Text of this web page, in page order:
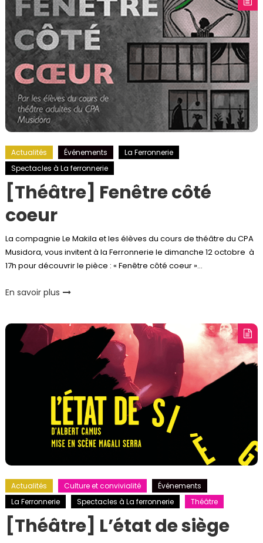
Actualités Événements
La Ferronnerie
Spectacles à La ferronnerie
[Théâtre] Fenêtre côté
coeur
La compagnie Le Makila et les élèves du cours de théâtre du CPA
Musidora, vous invitent à la Ferronnerie le dimanche 12 octobre à
17h pour découvrir le pièce : « Fenêtre côté coeur »…
En savoir plus
Actualités Culture et convivialité
Événements
La Ferronnerie
Spectacles à La ferronnerie Théâtre
[Théâtre] L’état de siège